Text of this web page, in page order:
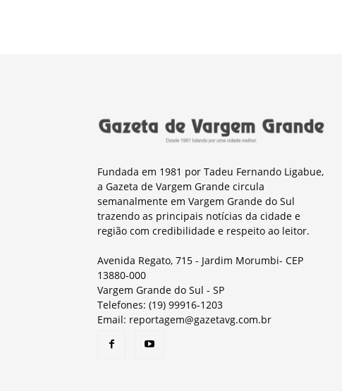
Fundada em 1981 por Tadeu Fernando Ligabue,
a Gazeta de Vargem Grande circula
semanalmente em Vargem Grande do Sul
trazendo as principais notícias da cidade e
região com credibilidade e respeito ao leitor.
Avenida Regato, 715 - Jardim Morumbi- CEP
13880-000
Vargem Grande do Sul - SP
Telefones: (19) 99916-1203
Email: reportagem@gazetavg.com.br